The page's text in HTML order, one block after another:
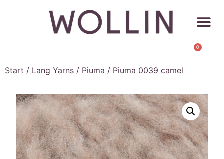
0
Start / Lang Yarns / Piuma / Piuma 0039 camel